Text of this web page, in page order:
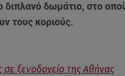
διπλανό δωμάτιο, στο
τους κοριούς.
σε ξενοδοχείο της Αθήνας